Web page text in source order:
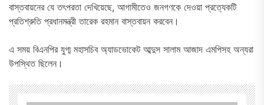
বাস্তবায়নের যে তৎপরতা দেখিয়েছে, আগামীতেও জনগণকে দেওয়া প্রত্যেকটি
প্রতিশ্রুতি প্রধানমন্ত্রী তারেক রহমান বাস্তবায়ন করবেন।
এ সময় বিএনপির যুগ্ম মহাসচিব অ্যাডভোকেট আব্দুস সালাম আজাদ এমপিসহ অন্যরা
উপস্থিত ছিলেন।